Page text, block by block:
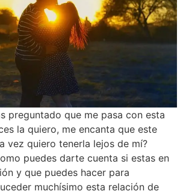
preguntado que me pasa con esta
la quiero, me encanta que este
vez quiero tenerla lejos de mí?
puedes darte cuenta si estas en
y que puedes hacer para
muchísimo esta relación de